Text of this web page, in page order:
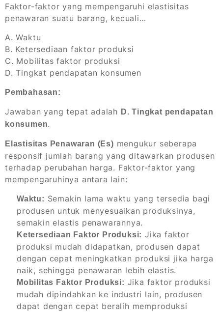
Faktor-faktor yang mempengaruhi elastisitas
penawaran suatu barang, kecuali…
A. Waktu
B. Ketersediaan faktor produksi
C. Mobilitas faktor produksi
D. Tingkat pendapatan konsumen
Pembahasan:
Jawaban yang tepat adalah D. Tingkat pendapatan
konsumen.
Elastisitas Penawaran (Es) mengukur seberapa
responsif jumlah barang yang ditawarkan produsen
terhadap perubahan harga. Faktor-faktor yang
mempengaruhinya antara lain:
Waktu: Semakin lama waktu yang tersedia bagi
produsen untuk menyesuaikan produksinya,
semakin elastis penawarannya.
Ketersediaan Faktor Produksi: Jika faktor
produksi mudah didapatkan, produsen dapat
dengan cepat meningkatkan produksi jika harga
naik, sehingga penawaran lebih elastis.
Mobilitas Faktor Produksi: Jika faktor produksi
mudah dipindahkan ke industri lain, produsen
dapat dengan cepat beralih memproduksi